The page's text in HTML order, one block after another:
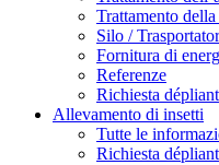
Trattamento
Silo /
Fornitura di
Referenze
Richiesta dépliant
Allevamento di insetti
Tutte le
Richiesta dépliant